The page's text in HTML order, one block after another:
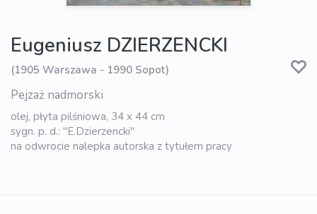
Eugeniusz DZIERZENCKI
(1905 Warszawa - 1990 Sopot)
Pejzaż nadmorski
olej, płyta pilśniowa, 34 x 44 cm
sygn. p. d.: "E.Dzierzencki"
na odwrocie nalepka autorska z tytułem pracy